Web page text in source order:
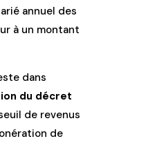
annuel des
à un montant
dans
du décret
de revenus
de